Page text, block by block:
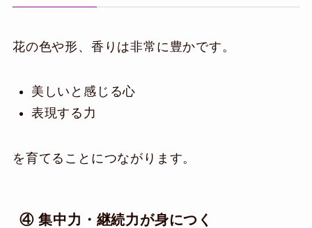
花の色や形、香りは非常に豊かです。
美しいと感じる心
表現する力
を育てることにつながります。
④ 集中力・継続力が身につく